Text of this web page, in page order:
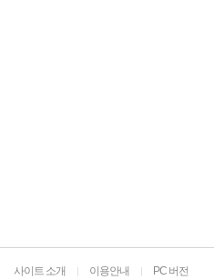
사이트 소개 | 이용안내 | PC 버전